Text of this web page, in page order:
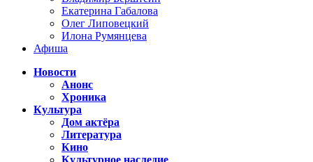
Екатерина Габалова
Олег Липовецкий
Илона Румянцева
Афиша
Новости
Анонс
Хроника
Культура
Дом актёра
Литература
Кино